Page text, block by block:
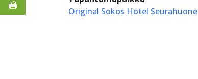
Original Sokos Hotel Seurahuone